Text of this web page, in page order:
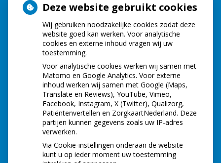
HOE GEZOND IS JE MOND?
Deze website gebruikt cookies
Wij gebruiken noodzakelijke cookies zodat deze
website goed kan werken. Voor analytische
cookies en externe inhoud vragen wij uw
toestemming.
Voor analytische cookies werken wij samen met
Matomo en Google Analytics. Voor externe
inhoud werken wij samen met Google (Maps,
Translate en Reviews), YouTube, Vimeo,
Facebook, Instagram, X (Twitter), Qualizorg,
Patiëntenvertellen en ZorgkaartNederland. Deze
partijen kunnen gegevens zoals uw IP-adres
verwerken.
Via Cookie-instellingen onderaan de website
kunt u op ieder moment uw toestemming